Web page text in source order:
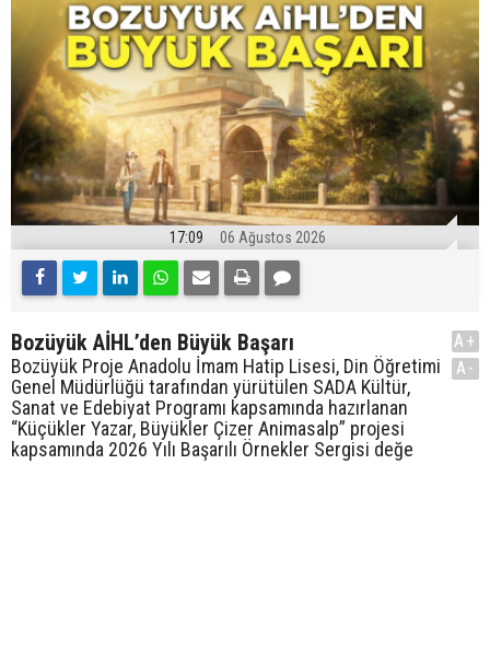
17:09 06 Ağustos 2026
Bozüyük AİHL’den Büyük Başarı
Bozüyük Proje Anadolu İmam Hatip Lisesi, Din Öğretimi
Genel Müdürlüğü tarafından yürütülen SADA Kültür,
Sanat ve Edebiyat Programı kapsamında hazırlanan
“Küçükler Yazar, Büyükler Çizer Animasalp” projesi
kapsamında 2026 Yılı Başarılı Örnekler Sergisi değe
A+
A-